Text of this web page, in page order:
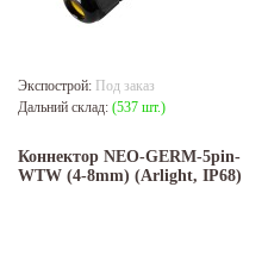
Экспострой: Под заказ
Дальний склад: (537 шт.)
Коннектор NEO-GERM-5pin-
WTW (4-8mm) (Arlight, IP68)